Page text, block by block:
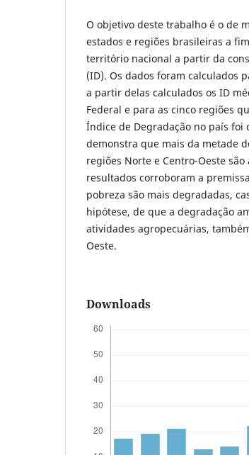
O objetivo deste trabalho é o de
estados e regiões brasileiras a
território nacional a partir da
(ID). Os dados foram calculados
a partir delas calculados os ID
Federal e para as cinco regiões
Índice de Degradação no país foi
demonstra que mais da metade
regiões Norte e Centro-Oeste
resultados corroboram a
pobreza são mais degradadas,
hipótese, de que a degradação
atividades agropecuárias,
Oeste.
Downloads